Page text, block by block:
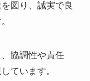
図り、誠実で良
協調性や責任
ています。